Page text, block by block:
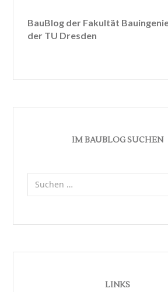
BauBlog der Fakultät
der TU Dresden
IM BAUBLOG SUCHEN
nach:
LINKS